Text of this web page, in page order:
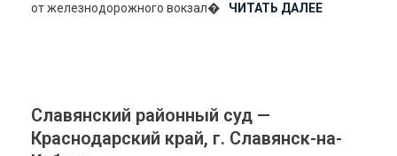
от железнодорожного вокзал�
ЧИТАТЬ ДАЛЕЕ
Славянский районный суд —
Краснодарский край, г. Славянск-на-